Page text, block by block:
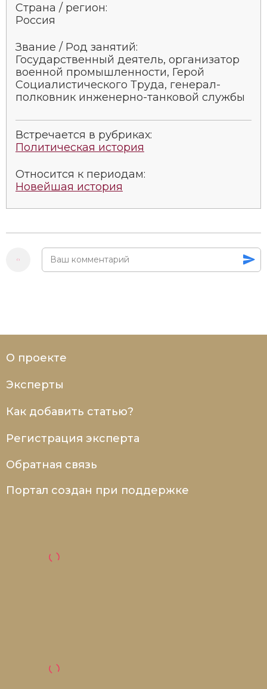
Страна / регион:
Россия
Звание / Род занятий:
Государственный дея­тель, ор­га­ни­за­тор
военной промышленности, Ге­рой
Социалистического Тру­да, генерал-
полковник ин­же­нер­но-тан­ко­вой служ­бы
Встречается в рубриках:
Политическая история
Относится к периодам:
Новейшая история
О проекте
Эксперты
Как добавить статью?
Регистрация эксперта
Обратная связь
Портал создан при поддержке